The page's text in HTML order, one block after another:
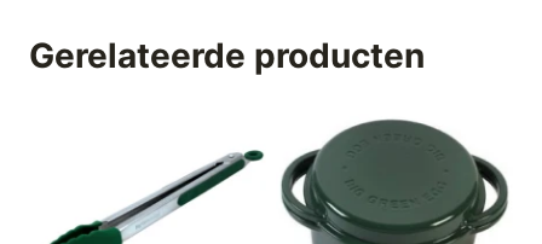
Gerelateerde producten